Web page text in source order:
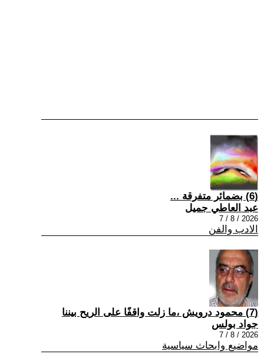
(6) بضمائر متفرقة ...
عبد العاطي جميل
2026 / 8 / 7
الادب والفن
(7) محمود درويش ،ما زلت واقفًا على الريح بيننا
جواد بولس
2026 / 8 / 7
مواضيع وابحاث سياسية